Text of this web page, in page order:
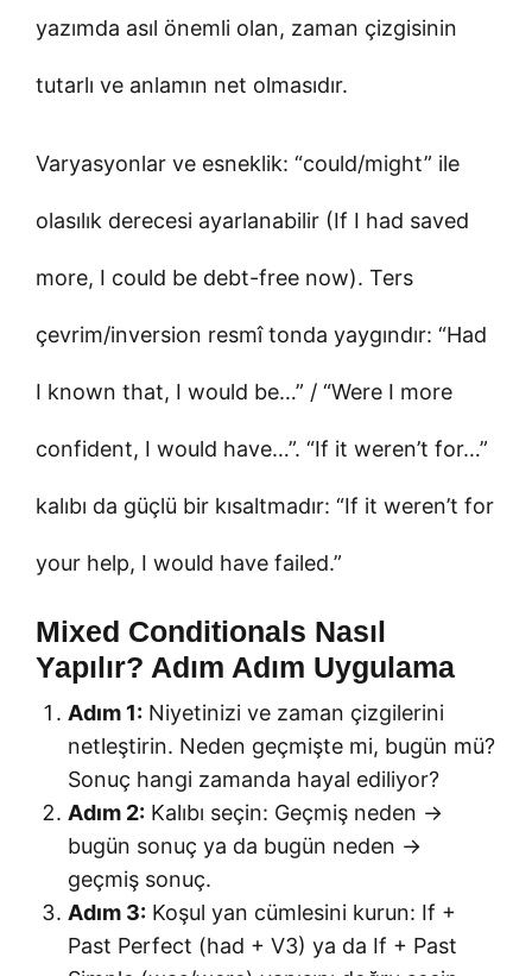
yazımda asıl önemli olan, zaman çizgisinin
tutarlı ve anlamın net olmasıdır.
Varyasyonlar ve esneklik: “could/might” ile
olasılık derecesi ayarlanabilir (If I had saved
more, I could be debt-free now). Ters
çevrim/inversion resmî tonda yaygındır: “Had
I known that, I would be…” / “Were I more
confident, I would have…”. “If it weren’t for…”
kalıbı da güçlü bir kısaltmadır: “If it weren’t for
your help, I would have failed.”
Mixed Conditionals Nasıl
Yapılır? Adım Adım Uygulama
Adım 1: Niyetinizi ve zaman çizgilerini
netleştirin. Neden geçmişte mi, bugün mü?
Sonuç hangi zamanda hayal ediliyor?
Adım 2: Kalıbı seçin: Geçmiş neden →
bugün sonuç ya da bugün neden →
geçmiş sonuç.
Adım 3: Koşul yan cümlesini kurun: If +
Past Perfect (had + V3) ya da If + Past